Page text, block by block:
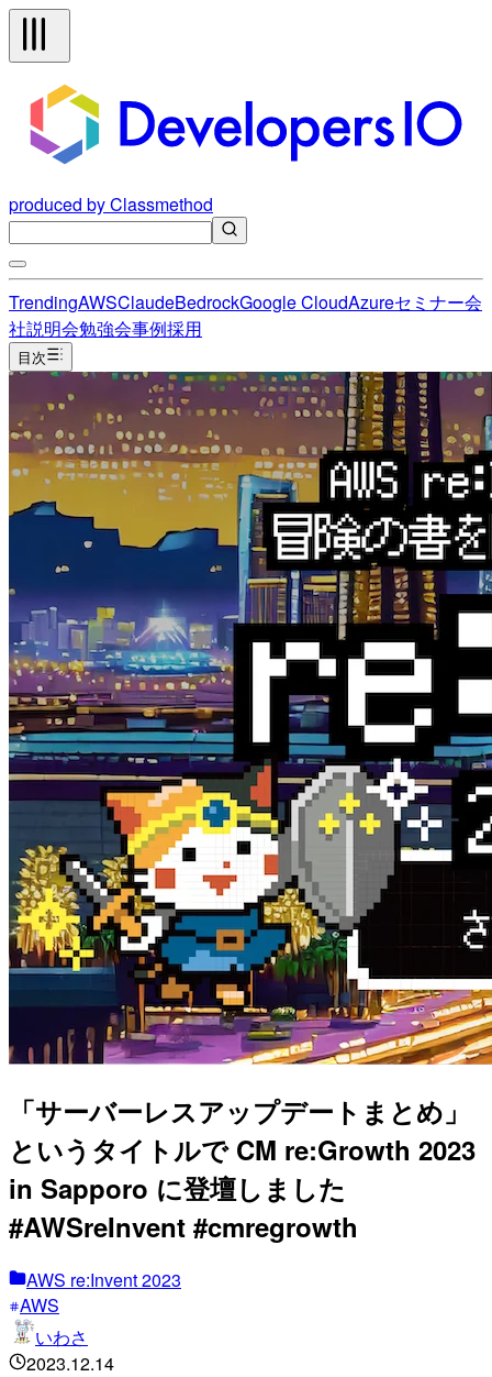
produced by Classmethod
TrendingAWSClaudeBedrockGoogle CloudAzureセミナー会
社説明会勉強会事例採用
目次
「サーバーレスアップデートまとめ」
というタイトルで CM re:Growth 2023
in Sapporo に登壇しました
#AWSreInvent #cmregrowth
AWS re:Invent 2023
AWS
いわさ
2023.12.14